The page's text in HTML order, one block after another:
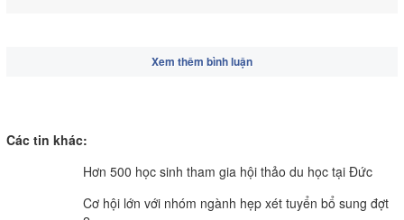
Xem thêm bình luận
Các tin khác:
Hơn 500 học sinh tham gia hội thảo du học tại Đức
Cơ hội lớn với nhóm ngành hẹp xét tuyển bổ sung đợt